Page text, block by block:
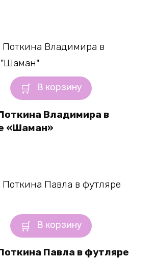
В корзину
Владимира в
«Шаман»
В корзину
Павла в футляре